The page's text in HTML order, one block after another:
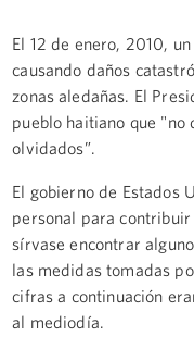
El 12 de enero, 2010,
causando daños
zonas aledañas. El
pueblo haitiano que "no
olvidados”.
El gobierno de Estados
personal para
sírvase encontrar
las medidas tomadas
cifras a continuación
al mediodía.